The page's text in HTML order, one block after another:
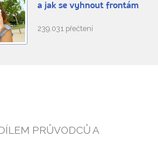
a jak se vyhnout frontám
239.031 přečtení
PRŮVODCŮ A